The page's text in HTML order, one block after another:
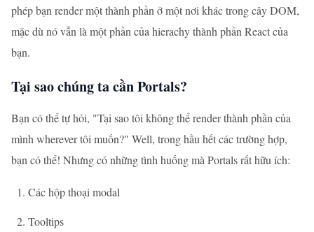
phép bạn render một thành phần ở một nơi khác trong cây DOM,
mặc dù nó vẫn là một phần của hierachy thành phần React của
bạn.
Tại sao chúng ta cần Portals?
Bạn có thể tự hỏi, "Tại sao tôi không thể render thành phần của
mình wherever tôi muốn?" Well, trong hầu hết các trường hợp,
bạn có thể! Nhưng có những tình huống mà Portals rất hữu ích:
Các hộp thoại modal
Tooltips